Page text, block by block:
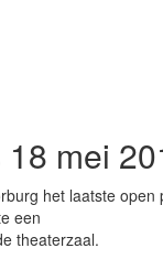
mei
het laatste
een
theaterzaal.